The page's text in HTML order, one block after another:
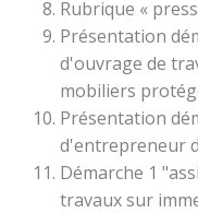
Rubrique «
Présentation
d'ouvrage de
mobiliers
Présentation
d'entrepreneur
Démarche 1
travaux sur